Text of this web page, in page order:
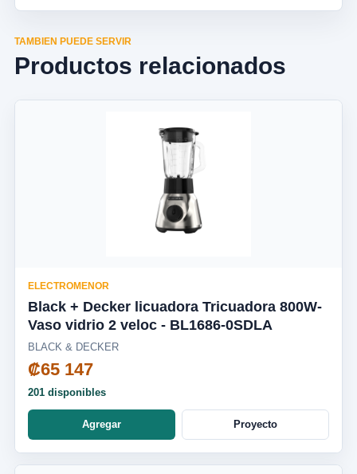
TAMBIEN PUEDE SERVIR
Productos relacionados
ELECTROMENOR
Black + Decker licuadora Tricuadora 800W-
Vaso vidrio 2 veloc - BL1686-0SDLA
BLACK & DECKER
₡65 147
201 disponibles
Agregar Proyecto